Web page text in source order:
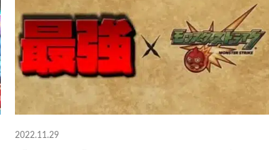
2022.11.29